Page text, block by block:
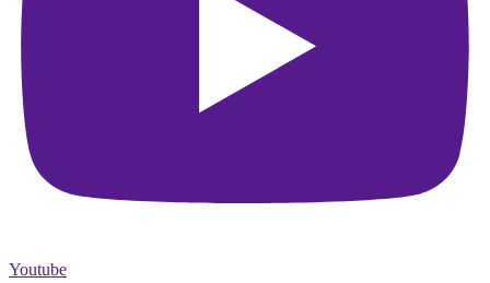
Youtube